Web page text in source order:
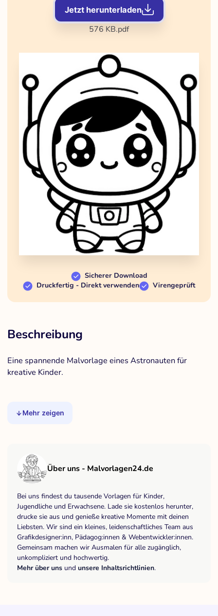
Jetzt herunterladen
576 KB.pdf
Sicherer Download
Druckfertig - Direkt verwenden
Virengeprüft
Beschreibung
Eine spannende Malvorlage eines Astronauten für
kreative Kinder.
Mehr zeigen
Über uns - Malvorlagen24.de
Bei uns findest du tausende Vorlagen für Kinder,
Jugendliche und Erwachsene. Lade sie kostenlos herunter,
drucke sie aus und genieße kreative Momente mit deinen
Liebsten. Wir sind ein kleines, leidenschaftliches Team aus
Grafikdesigner:inn, Pädagog:innen & Webentwickler:innen.
Gemeinsam machen wir Ausmalen für alle zugänglich,
unkompliziert und hochwertig.
Mehr über uns und unsere Inhaltsrichtlinien.